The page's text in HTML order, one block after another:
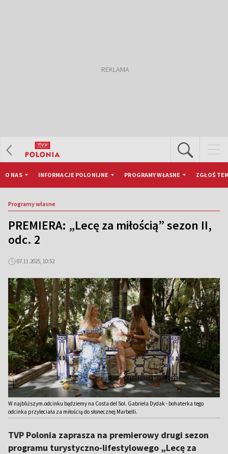
O NAS INFORMACJE POLONIJNE PROGRAMY WŁASNE ZGŁOŚ
Programy własne
PREMIERA: „Lecę za miłością” sezon II,
odc. 2
07.11.2025, 10:52
W najbliższym.odcinku będziemy na Costa del Sol. Gabriela Dydak - bohaterka tego
odcinka przyleciała za miłością do słonecznej Marbelli.
TVP Polonia zaprasza na premierowy drugi sezon
programu turystyczno-lifestylowego „Lecę za